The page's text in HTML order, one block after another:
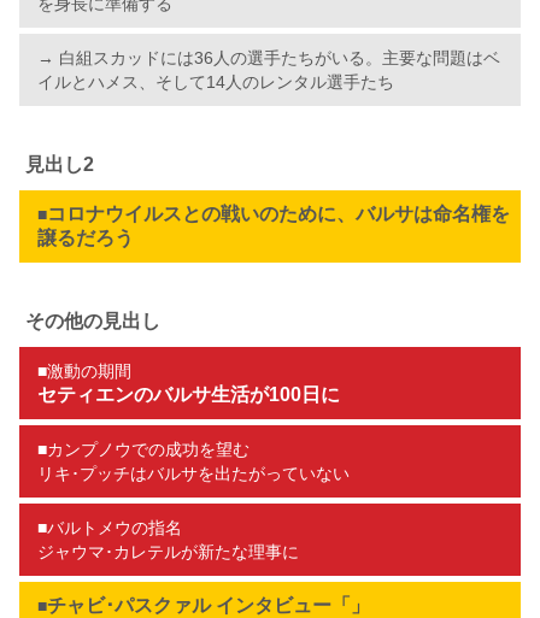
を身長に準備する
→ 白組スカッドには36人の選手たちがいる。主要な問題はベ
イルとハメス、そして14人のレンタル選手たち
見出し2
■コロナウイルスとの戦いのために、バルサは命名権を
譲るだろう
その他の見出し
■激動の期間
セティエンのバルサ生活が100日に
■カンプノウでの成功を望む
リキ･プッチはバルサを出たがっていない
■バルトメウの指名
ジャウマ･カレテルが新たな理事に
■チャビ･パスクァル インタビュー「」